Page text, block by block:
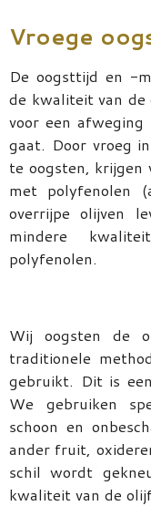
Vroege
De oogsttijd en -
de kwaliteit van de
voor een
gaat. Door vroeg
te oogsten,
met polyfenolen
overrijpe olijven
mindere
polyfenolen.
Wij oogsten de
traditionele
gebruikt. Dit is
We gebruiken
schoon en
ander fruit,
schil wordt
kwaliteit van de